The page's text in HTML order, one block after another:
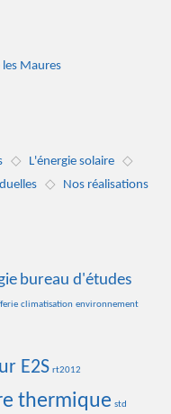
les Maures
L'énergie solaire
Nos réalisations
bureau d'études
climatisation environnement
E2S rt2012
thermique std